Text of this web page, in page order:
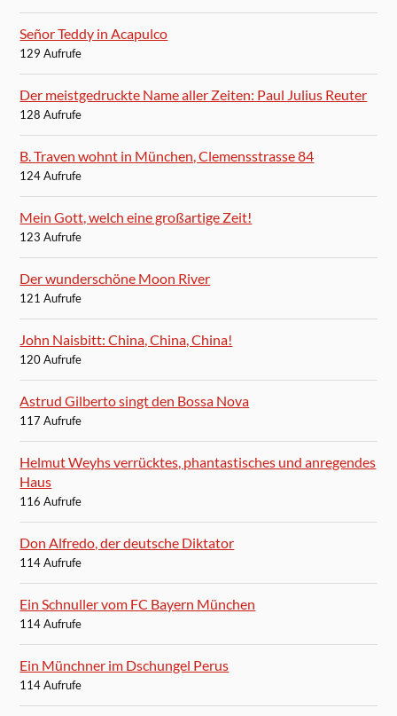
Señor Teddy in Acapulco
129 Aufrufe
Der meistgedruckte Name aller Zeiten: Paul Julius Reuter
128 Aufrufe
B. Traven wohnt in München, Clemensstrasse 84
124 Aufrufe
Mein Gott, welch eine großartige Zeit!
123 Aufrufe
Der wunderschöne Moon River
121 Aufrufe
John Naisbitt: China, China, China!
120 Aufrufe
Astrud Gilberto singt den Bossa Nova
117 Aufrufe
Helmut Weyhs verrücktes, phantastisches und anregendes
Haus
116 Aufrufe
Don Alfredo, der deutsche Diktator
114 Aufrufe
Ein Schnuller vom FC Bayern München
114 Aufrufe
Ein Münchner im Dschungel Perus
114 Aufrufe